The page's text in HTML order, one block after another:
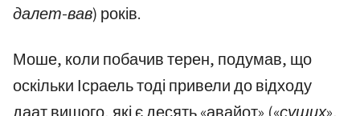
далет-вав) років.
Моше, коли побачив терен, подумав, що
оскільки Ісраель тоді привели до відходу